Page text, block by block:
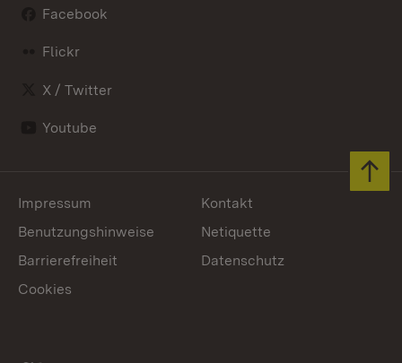
Facebook
Flickr
X / Twitter
Youtube
Impressum
Kontakt
Benutzungshinweise
Netiquette
Barrierefreiheit
Datenschutz
Cookies